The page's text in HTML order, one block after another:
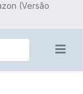
(Versão